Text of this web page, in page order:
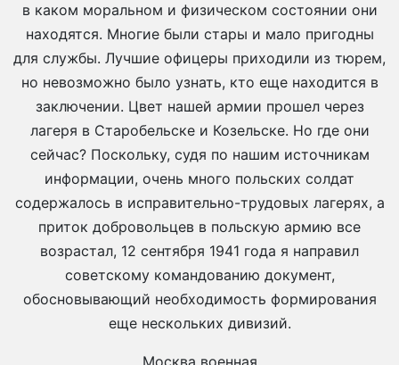
в каком моральном и физическом состоянии они
находятся. Многие были стары и мало пригодны
для службы. Лучшие офицеры приходили из тюрем,
но невозможно было узнать, кто еще находится в
заключении. Цвет нашей армии прошел через
лагеря в Старобельске и Козельске. Но где они
сейчас? Поскольку, судя по нашим источникам
информации, очень много польских солдат
содержалось в исправительно-трудовых лагерях, а
приток добровольцев в польскую армию все
возрастал, 12 сентября 1941 года я направил
советскому командованию документ,
обосновывающий необходимость формирования
еще нескольких дивизий.